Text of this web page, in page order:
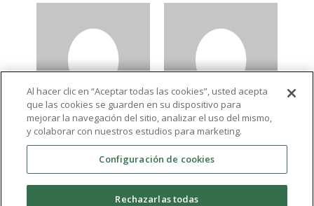
Luca
Scognamiglio
Francisco Javier
Hidalgo Tallón
Al hacer clic en “Aceptar todas las cookies”, usted acepta
que las cookies se guarden en su dispositivo para
mejorar la navegación del sitio, analizar el uso del mismo,
y colaborar con nuestros estudios para marketing.
Configuración de cookies
Rechazarlas todas